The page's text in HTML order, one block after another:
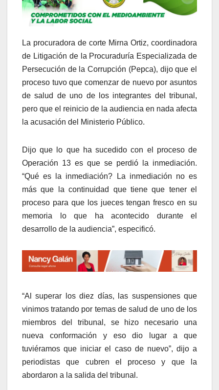
La procuradora de corte Mirna Ortiz, coordinadora
de Litigación de la Procuraduría Especializada de
Persecución de la Corrupción (Pepca), dijo que el
proceso tuvo que comenzar de nuevo por asuntos
de salud de uno de los integrantes del tribunal,
pero que el reinicio de la audiencia en nada afecta
la acusación del Ministerio Público.
Dijo que lo que ha sucedido con el proceso de
Operación 13 es que se perdió la inmediación.
“Qué es la inmediación? La inmediación no es
más que la continuidad que tiene que tener el
proceso para que los jueces tengan fresco en su
memoria lo que ha acontecido durante el
desarrollo de la audiencia”, especificó.
“Al superar los diez días, las suspensiones que
vinimos tratando por temas de salud de uno de los
miembros del tribunal, se hizo necesario una
nueva conformación y eso dio lugar a que
tuviéramos que iniciar el caso de nuevo”, dijo a
periodistas que cubren el proceso y que la
abordaron a la salida del tribunal.